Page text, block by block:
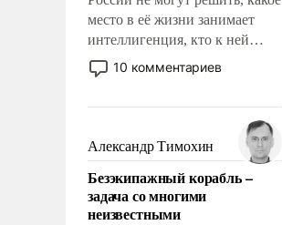
место в её жизни занимает
интеллигенция, кто к ней
принадлежит, а кого из неё
исключили с правом
чем она отличается от просто
образованных людей. Иногда
казалось, что эти вопросы
решены раз и навсегда, но –
нет, не решены.
10 комментариев
Александр Тимохин
Безэкипажный корабль –
задача со многими
неизвестными